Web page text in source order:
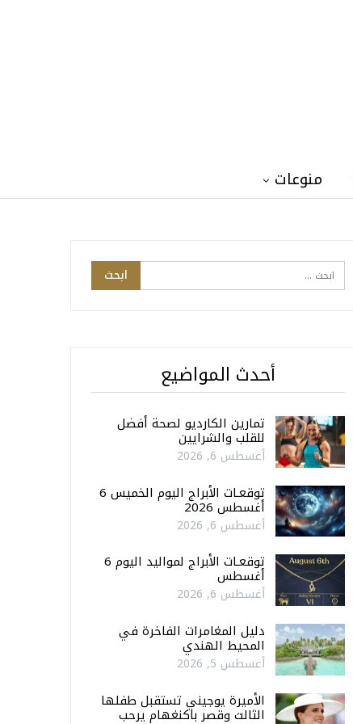
منوعات
أحدث المواضيع
تمارين الكارديو لصحة أفضل
للقلب والشرايين
أغسطس 6, 2026
توقعـات الأبراج اليوم الخميس 6
أغسطس 2026
أغسطس 6, 2026
توقعـات الأبراج لمواليد اليوم 6
أغسطس
أغسطس 6, 2026
دليل المغامرات الفاخرة في
المحيط الهندي
أغسطس 5, 2026
الأميرة يوجيني تستقبل طفلها
الثالث وقصر باكنغهام يرحب